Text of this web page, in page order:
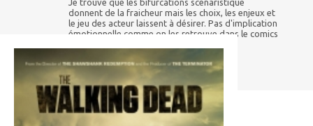
Je trouve que les bifurcations scénaristique
donnent de la fraicheur mais les choix, les enjeux et
le jeu des acteur laissent à désirer. Pas d'implication
émotionnelle comme on les retrouve dans le comics